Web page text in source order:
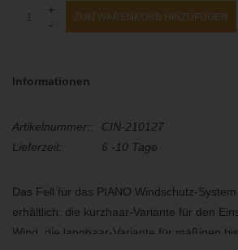
+
-
ZUM WARENKORB HINZUFÜGEN
Informationen
Artikelnummer::
CIN-210127
Lieferzeit:
6 -10 Tage
Das Fell für das PIANO Windschutz-
erhältlich: die kurzhaar-Variante für den
Wind, die langhaar-Variante für mäßigen